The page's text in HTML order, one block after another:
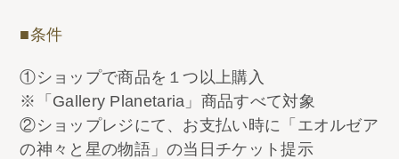
■条件
①ショップで商品を１つ以上購入
※「Gallery Planetaria」商品すべて対象
②ショップレジにて、お支払い時に「エオルゼア
の神々と星の物語」の当日チケット提示